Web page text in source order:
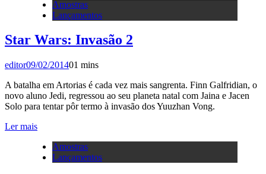
Amostras
Lançamentos
Star Wars: Invasão 2
editor09/02/201401 mins
A batalha em Artorias é cada vez mais sangrenta. Finn Galfridian, o
novo aluno Jedi, regressou ao seu planeta natal com Jaina e Jacen
Solo para tentar pôr termo à invasão dos Yuuzhan Vong.
Ler mais
Amostras
Lançamentos